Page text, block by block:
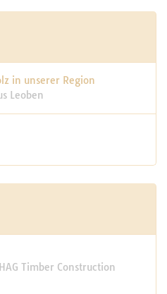
in unserer Region
Leoben
Timber Construction